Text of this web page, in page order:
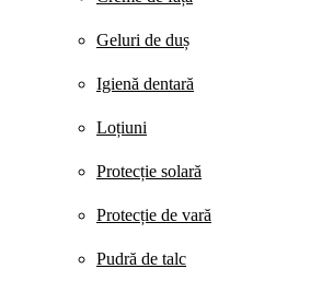
Geluri de duș
Igienă dentară
Loțiuni
Protecție solară
Protecție de vară
Pudră de talc